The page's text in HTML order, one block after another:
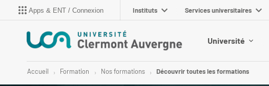
Apps & ENT / Connexion Instituts Services universitaires
Université
Accueil Formation Nos formations Découvrir toutes les formations